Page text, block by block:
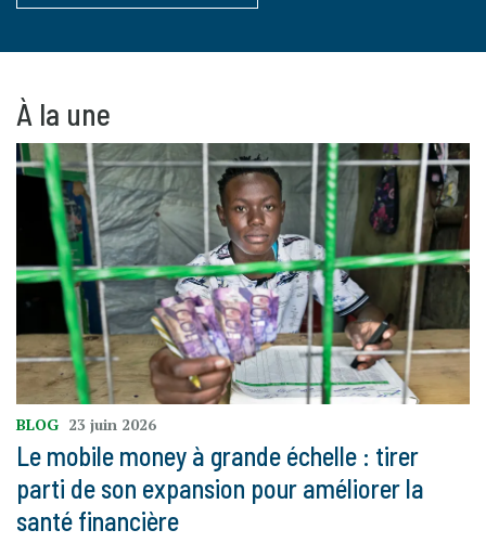
À la une
BLOG 23 juin 2026
Le mobile money à grande échelle : tirer
parti de son expansion pour améliorer la
santé financière